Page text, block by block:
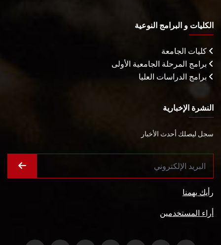
الكليات و البرامج النوعية
كليات الجامعة
برامج المرحلة الجامعية الأولى
برامج الدراسات العليا
النشرة الإخبارية
سجل ليصلك أحدث الأخبار
رأيك يهمنا
أراء المستخدمين